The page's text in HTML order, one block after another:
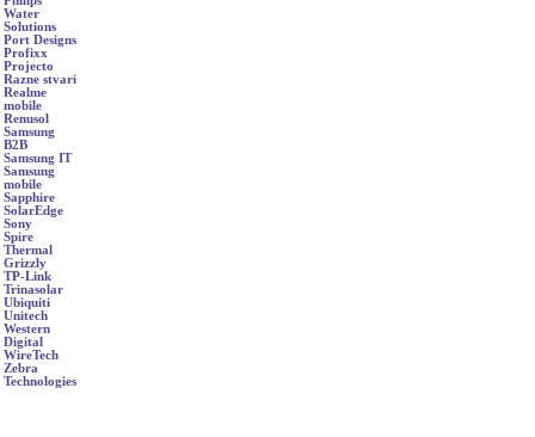
Water
Solutions
Port Designs
Profixx
Projecto
Razne stvari
Realme
mobile
Renusol
Samsung
B2B
Samsung IT
Samsung
mobile
Sapphire
SolarEdge
Sony
Spire
Thermal
Grizzly
TP-Link
Trinasolar
Ubiquiti
Unitech
Western
Digital
WireTech
Zebra
Technologies